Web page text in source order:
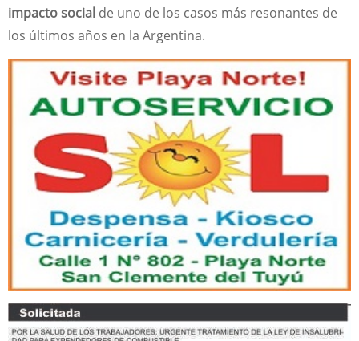
impacto social de uno de los casos más resonantes de
los últimos años en la Argentina.